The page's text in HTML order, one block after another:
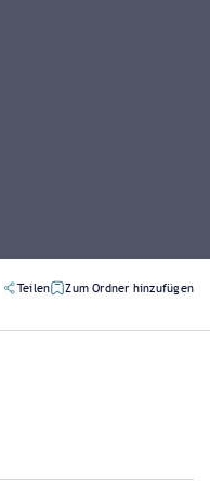
Teilen Zum Ordner hinzufügen